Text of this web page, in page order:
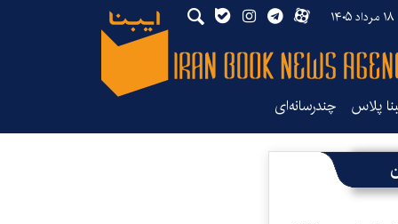
پلاس چندرسانه‌ای